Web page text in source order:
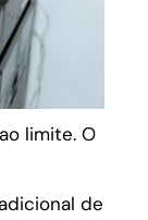
limite. O
de